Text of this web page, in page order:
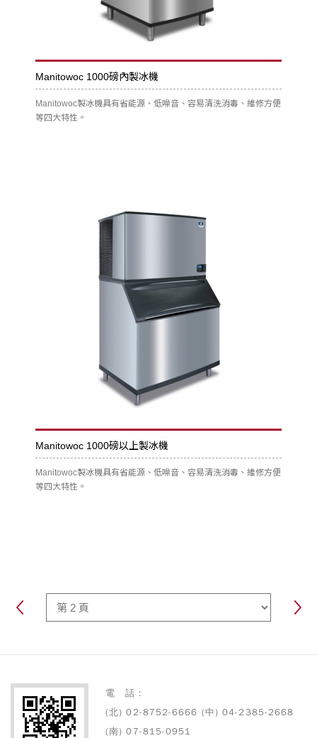
Manitowoc 1000磅內製冰機
Manitowoc製冰機具有省能源、低噪音、容易清洗消毒、維修方便
等四大特性。
Manitowoc 1000磅以上製冰機
Manitowoc製冰機具有省能源、低噪音、容易清洗消毒、維修方便
等四大特性。
電 話：
(北) 02-8752-6666 (中) 04-2385-2668
(南) 07-815-0951